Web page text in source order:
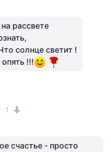
рассвете
солнце светит !
!!!
1
счастье - просто